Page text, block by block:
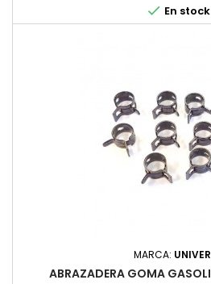
 En stock
MARCA:
ABRAZADERA GOMA